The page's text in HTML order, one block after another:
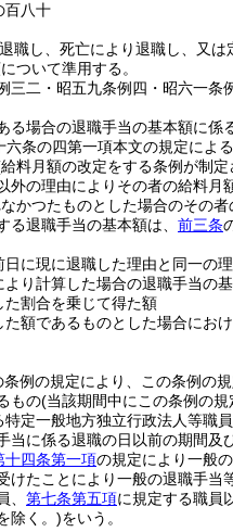
百八十
職し、死亡により退職し、又
ついて準用する。
二・昭五九条例四・昭六一
る場合の退職手当の基本額に係
六条の四第一項本文の規定によ
料月額の改定をする条例が制
外の理由によりその者の給料月
かつたものとした場合のその
退職手当の基本額は、 前三条
に現に退職した理由と同一の
より計算した場合の退職手当の
割合を乗じて得た額
額であるものとした場合にお
例の規定により、この条例の
もの(当該期間中にこの条例の
特定一般地方独立行政法人等職
当に係る退職の日以前の期間及
十四条第一項の規定により一般
けたことにより一般の退職手
、 第七条第五項に規定する職員
除く。)をいう。